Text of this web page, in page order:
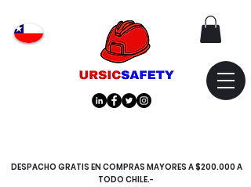
DESPACHO GRATIS EN COMPRAS MAYORES A $200.000 A
TODO CHILE.-